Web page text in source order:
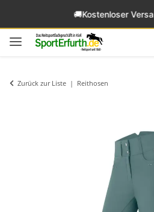
🚚Kostenloser
Zurück zur Liste Reithosen